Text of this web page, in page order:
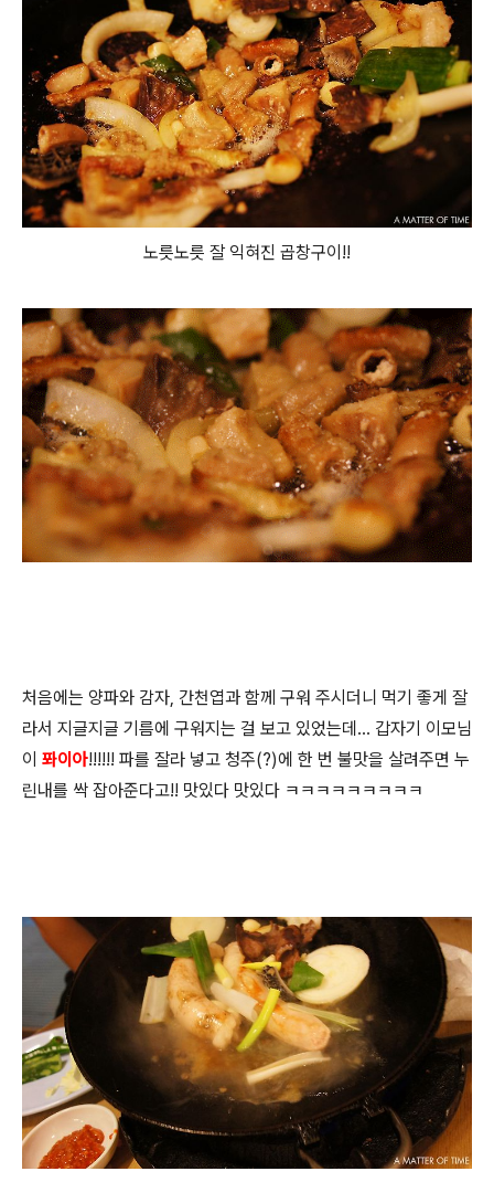
노릇노릇 잘 익혀진 곱창구이!!
처음에는 양파와 감자, 간천엽과 함께 구워 주시더니 먹기 좋게 잘
라서 지글지글 기름에 구워지는 걸 보고 있었는데... 갑자기 이모님
이 퐈이아!!!!!! 파를 잘라 넣고 청주(?)에 한 번 불맛을 살려주면 누
린내를 싹 잡아준다고!! 맛있다 맛있다 ㅋㅋㅋㅋㅋㅋㅋㅋㅋ